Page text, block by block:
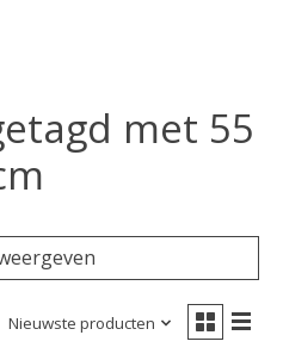
met 55
Nieuwste producten